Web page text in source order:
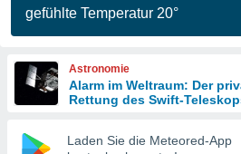
diese
die
gefühlte Temperatur 20°
Astronomie
Alarm im Weltraum: Der
Rettung des Swift-
Laden Sie die Meteored-App